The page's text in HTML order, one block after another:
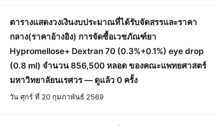
ตารางแสดงวงเงินงบประมาณที่ได้รับจัดสรรและราคา
กลาง(ราคาอ้างอิง) การจัดซื้อเวชภัณฑ์ยา
Hypromellose+ Dextran 70 (0.3%+0.1%) eye drop
(0.8 ml) จำนวน 856,500 หลอด ของคณะแพทยศาสตร์
มหาวิทยาลัยนเรศวร — ดูแล้ว 0 ครั้ง
วัน ศุกร์ ที่ 20 กุมภาพันธ์ 2569